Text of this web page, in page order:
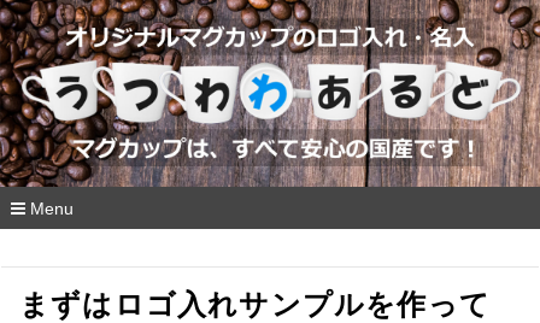
Menu
まずはロゴ入れサンプルを作って